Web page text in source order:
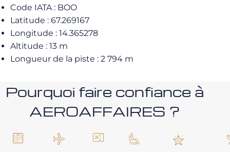
Code IATA : BOO
Latitude : 67.269167
Longitude : 14.365278
Altitude : 13 m
Longueur de la piste : 2 794 m
Pourquoi faire confiance à
AEROAFFAIRES ?